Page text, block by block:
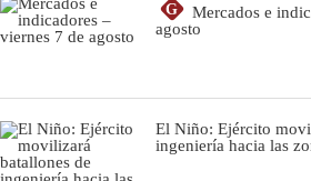
G
Mercados e
agosto
El Niño: Ejército
ingeniería hacia las